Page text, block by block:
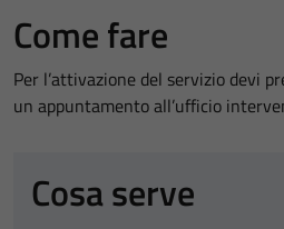
Come fare
Per l’attivazione del servizio devi
un appuntamento all’ufficio
Cosa serve